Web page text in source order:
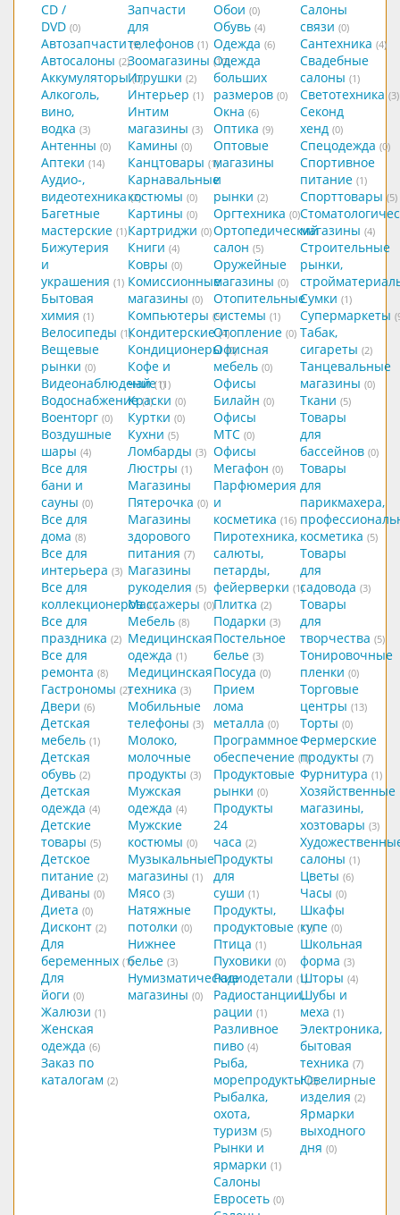
CD /
DVD (0)
Автозапчасти (9)
Автосалоны (2)
Аккумуляторы (0)
Алкоголь,
вино,
водка (3)
Антенны (0)
Аптеки (14)
Аудио-,
видеотехника (2)
Багетные
мастерские (1)
Бижутерия
и
украшения (1)
Бытовая
химия (1)
Велосипеды (1)
Вещевые
рынки (0)
Видеонаблюдение (1)
Водоснабжение (1)
Военторг (0)
Воздушные
шары (4)
Все для
бани и
сауны (0)
Все для
дома (8)
Все для
интерьера (3)
Все для
коллекционеров (0)
Все для
праздника (2)
Все для
ремонта (8)
Гастрономы (2)
Двери (6)
Детская
мебель (1)
Детская
обувь (2)
Детская
одежда (4)
Детские
товары (5)
Детское
питание (2)
Диваны (0)
Диета (0)
Дисконт (2)
Для
беременных (1)
Для
йоги (0)
Жалюзи (1)
Женская
одежда (6)
Заказ по
каталогам (2)
Запчасти
для
телефонов (1)
Зоомагазины (10)
Игрушки (2)
Интерьер (1)
Интим
магазины (3)
Камины (0)
Канцтовары (1)
Карнавальные
костюмы (0)
Картины (0)
Картриджи (0)
Книги (4)
Ковры (0)
Комиссионные
магазины (0)
Компьютеры (5)
Кондитерские (4)
Кондиционеры (0)
Кофе и
чай (1)
Краски (0)
Куртки (0)
Кухни (5)
Ломбарды (3)
Люстры (1)
Магазины
Пятерочка (0)
Магазины
здорового
питания (7)
Магазины
рукоделия (5)
Массажеры (0)
Мебель (8)
Медицинская
одежда (1)
Медицинская
техника (3)
Мобильные
телефоны (3)
Молоко,
молочные
продукты (3)
Мужская
одежда (4)
Мужские
костюмы (0)
Музыкальные
магазины (1)
Мясо (3)
Натяжные
потолки (0)
Нижнее
белье (3)
Нумизматические
магазины (0)
Обои (0)
Обувь (4)
Одежда (6)
Одежда
больших
размеров (0)
Окна (6)
Оптика (9)
Оптовые
магазины
и
рынки (2)
Оргтехника (0)
Ортопедический
салон (5)
Оружейные
магазины (0)
Отопительные
системы (1)
Отопление (0)
Офисная
мебель (0)
Офисы
Билайн (0)
Офисы
МТС (0)
Офисы
Мегафон (0)
Парфюмерия
и
косметика (16)
Пиротехника,
салюты,
петарды,
фейерверки (1)
Плитка (2)
Подарки (3)
Постельное
белье (3)
Посуда (0)
Прием
лома
металла (0)
Программное
обеспечение (1)
Продуктовые
рынки (0)
Продукты
24
часа (2)
Продукты
для
суши (1)
Продукты,
продуктовые (11)
Птица (1)
Пуховики (0)
Радиодетали (1)
Радиостанции,
рации (1)
Разливное
пиво (4)
Рыба,
морепродукты (2)
Рыбалка,
охота,
туризм (5)
Рынки и
ярмарки (1)
Салоны
Евросеть (0)
Салоны
связи (0)
Сантехника (4)
Свадебные
салоны (1)
Светотехника (3)
Секонд
хенд (0)
Спецодежда (0)
Спортивное
питание (1)
Спорттовары (5)
магазины (4)
Строительные
рынки,
Сумки (1)
Супермаркеты
Табак,
сигареты (2)
Танцевальные
магазины (0)
Ткани (5)
Товары
для
бассейнов (0)
Товары
для
парикмахера,
косметика (5)
Товары
для
садовода (3)
Товары
для
творчества (5)
Тонировочные
пленки (0)
Торговые
центры (13)
Торты (0)
Фермерские
продукты (7)
Фурнитура (1)
Хозяйственные
магазины,
хозтовары (3)
салоны (1)
Цветы (6)
Часы (0)
Шкафы
купе (0)
Школьная
форма (3)
Шторы (4)
Шубы и
меха (1)
Электроника,
бытовая
техника (7)
Ювелирные
изделия (2)
Ярмарки
выходного
дня (0)